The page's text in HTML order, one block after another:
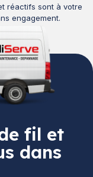
réactifs sont à votre
engagement.
fil et
dans